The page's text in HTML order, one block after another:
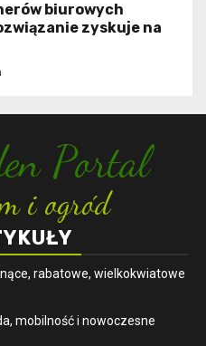
biurowych
zyskuje na
rabatowe, wielkokwiatowe
mobilność i nowoczesne